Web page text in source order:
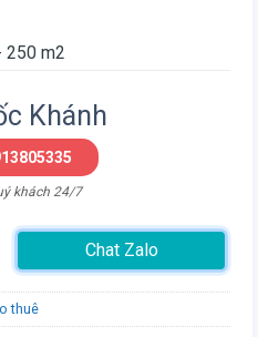
250 m2
Khánh
khách 24/7
Chat Zalo
thuê